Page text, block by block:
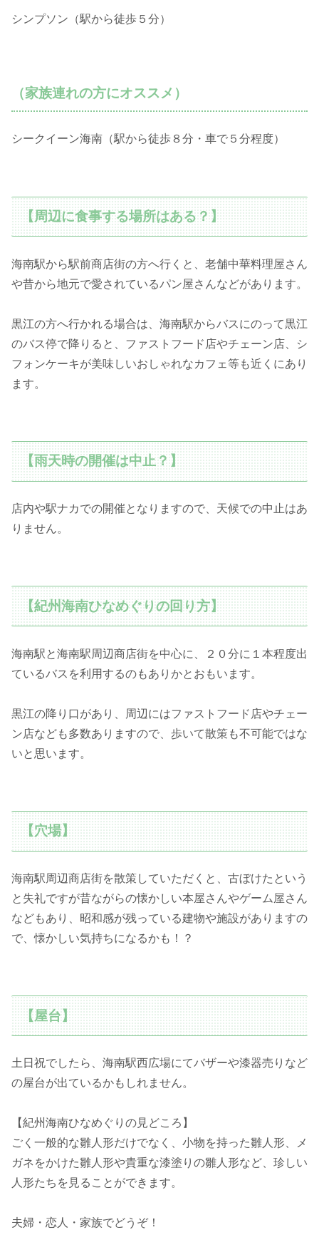
シンプソン（駅から徒歩５分）
（家族連れの方にオススメ）
シークイーン海南（駅から徒歩８分・車で５分程度）
【周辺に食事する場所はある？】
海南駅から駅前商店街の方へ行くと、老舗中華料理屋さん
や昔から地元で愛されているパン屋さんなどがあります。
黒江の方へ行かれる場合は、海南駅からバスにのって黒江
のバス停で降りると、ファストフード店やチェーン店、シ
フォンケーキが美味しいおしゃれなカフェ等も近くにあり
ます。
【雨天時の開催は中止？】
店内や駅ナカでの開催となりますので、天候での中止はあ
りません。
【紀州海南ひなめぐりの回り方】
海南駅と海南駅周辺商店街を中心に、２０分に１本程度出
ているバスを利用するのもありかとおもいます。
黒江の降り口があり、周辺にはファストフード店やチェー
ン店なども多数ありますので、歩いて散策も不可能ではな
いと思います。
【穴場】
海南駅周辺商店街を散策していただくと、古ぼけたという
と失礼ですが昔ながらの懐かしい本屋さんやゲーム屋さん
などもあり、昭和感が残っている建物や施設がありますの
で、懐かしい気持ちになるかも！？
【屋台】
土日祝でしたら、海南駅西広場にてバザーや漆器売りなど
の屋台が出ているかもしれません。
【紀州海南ひなめぐりの見どころ】
ごく一般的な雛人形だけでなく、小物を持った雛人形、メ
ガネをかけた雛人形や貴重な漆塗りの雛人形など、珍しい
人形たちを見ることができます。
夫婦・恋人・家族でどうぞ！